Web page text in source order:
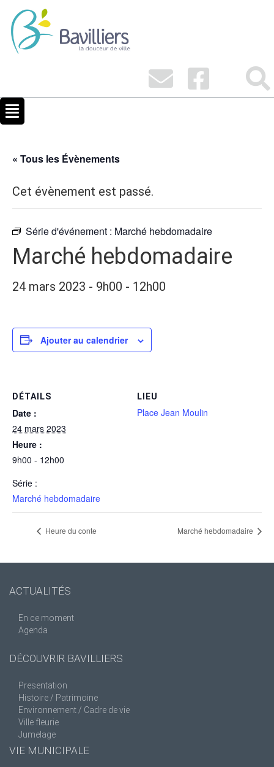
« Tous les Évènements
Cet évènement est passé.
Série d'événement : Marché hebdomadaire
Marché hebdomadaire
24 mars 2023 - 9h00 - 12h00
Ajouter au calendrier
DÉTAILS
Date :
24 mars 2023
Heure :
9h00 - 12h00
Série :
Marché hebdomadaire
LIEU
Place Jean Moulin
Heure du conte Marché hebdomadaire
ACTUALITÉS
En ce moment
Agenda
DÉCOUVRIR BAVILLIERS
Presentation
Histoire / Patrimoine
Environnement / Cadre de vie
Ville fleurie
Jumelage
VIE MUNICIPALE